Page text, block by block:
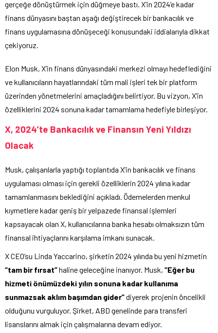
gerçeğe dönüştürmek için düğmeye bastı. X’in 2024’e kadar
finans dünyasını baştan aşağı değiştirecek bir bankacılık ve
finans uygulamasına dönüşeceği konusundaki iddialarıyla dikkat
çekiyoruz.
Elon Musk, X’in finans dünyasındaki merkezi olmayı hedeflediğini
ve kullanıcıların hayatlarındaki tüm mali işleri tek bir platform
üzerinden yönetmelerini amaçladığını belirtiyor. Bu vizyon, X’in
özelliklerini 2024 sonuna kadar tamamlama hedefiyle birleşiyor.
X, 2024’te Bankacılık ve Finansın Yeni Yıldızı
Olacak
Musk, çalışanlarla yaptığı toplantıda X’in bankacılık ve finans
uygulaması olması için gerekli özelliklerin 2024 yılına kadar
tamamlanmasını beklediğini açıkladı. Ödemelerden menkul
kıymetlere kadar geniş bir yelpazede finansal işlemleri
kapsayacak olan X, kullanıcılarına banka hesabı olmaksızın tüm
finansal ihtiyaçlarını karşılama imkanı sunacak.
X CEO’su Linda Yaccarino, şirketin 2024 yılında bu yeni hizmetin
“tam bir fırsat”haline geleceğine inanıyor. Musk, “Eğer bu
hizmeti önümüzdeki yılın sonuna kadar kullanıma
sunmazsak aklım başımdan gider”diyerek projenin öncelikli
olduğunu vurguluyor. Şirket, ABD genelinde para transferi
lisanslarını almak için çalışmalarına devam ediyor.